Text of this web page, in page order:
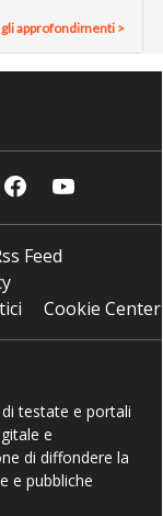
approfondimenti >
Feed
Cookie Center
testate e portali
e
di diffondere la
e pubbliche